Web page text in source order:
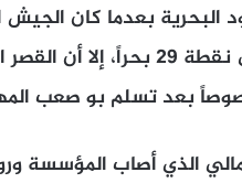
البحرية بعدما كان
بعد تسلم بو صعب
المالي الذي أصاب